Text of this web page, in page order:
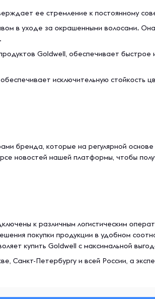
ее стремление к постоянному
в уходе за окрашенными волосами.
Goldwell, обеспечивает
исключительную стойкость
бренда, которые на регулярной
новостей нашей платформы, чтобы
к различным логистическим
покупки продукции в удобном
купить Goldwell с максимальной
Санкт-Петербургу и всей России, а